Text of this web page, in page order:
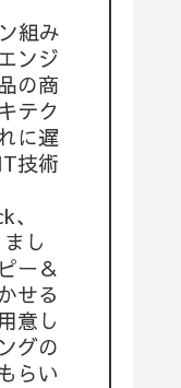
組み
ンジ
の商
テク
に遅
技術
し
ー＆
せる
意し
グの
らい